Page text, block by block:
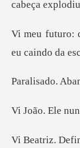
cabeça exp